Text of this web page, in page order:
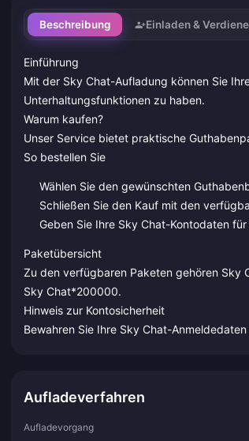
Beschreibung Einladen &
Einführung
Mit der Sky Chat-Aufladung können Sie
Unterhaltungsfunktionen zu haben.
Warum kaufen?
Unser Service bietet praktische
So bestellen Sie
Wählen Sie den gewünschten
Schließen Sie den Kauf mit den
Geben Sie Ihre Sky Chat-Kontodaten
Paketübersicht
Zu den verfügbaren Paketen gehören
Sky Chat*200000.
Hinweis zur Kontosicherheit
Bewahren Sie Ihre Sky Chat-
Aufladeverfahren
Aufladevorgang